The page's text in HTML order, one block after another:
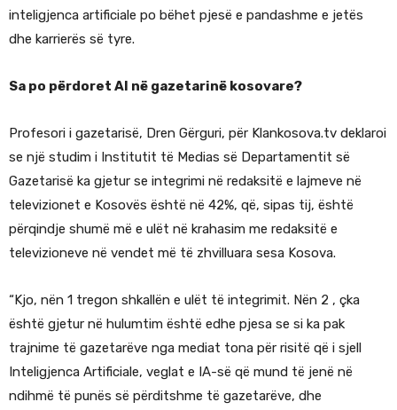
inteligjenca artificiale po bëhet pjesë e pandashme e jetës
dhe karrierës së tyre.
Sa po përdoret AI në gazetarinë kosovare?
Profesori i gazetarisë, Dren Gërguri, për Klankosova.tv deklaroi
se një studim i Institutit të Medias së Departamentit së
Gazetarisë ka gjetur se integrimi në redaksitë e lajmeve në
televizionet e Kosovës është në 42%, që, sipas tij, është
përqindje shumë më e ulët në krahasim me redaksitë e
televizioneve në vendet më të zhvilluara sesa Kosova.
“Kjo, nën 1 tregon shkallën e ulët të integrimit. Nën 2 , çka
është gjetur në hulumtim është edhe pjesa se si ka pak
trajnime të gazetarëve nga mediat tona për risitë që i sjell
Inteligjenca Artificiale, veglat e IA-së që mund të jenë në
ndihmë të punës së përditshme të gazetarëve, dhe